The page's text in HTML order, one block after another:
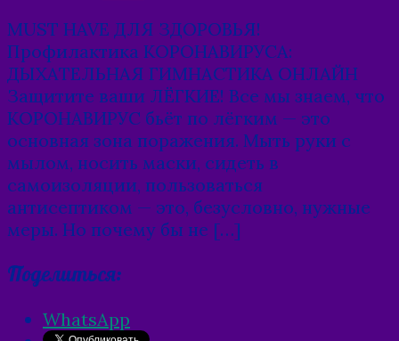
MUST HAVE ДЛЯ ЗДОРОВЬЯ!
Профилактика КОРОНАВИРУСА:
ДЫХАТЕЛЬНАЯ ГИМНАСТИКА ОНЛАЙН
Защитите ваши ЛЁГКИЕ! Все мы знаем, что
КОРОНАВИРУС бьёт по лёгким — это
основная зона поражения. Мыть руки с
мылом, носить маски, сидеть в
самоизоляции, пользоваться
антисептиком — это, безусловно, нужные
меры. Но почему бы не […]
Поделиться:
WhatsApp